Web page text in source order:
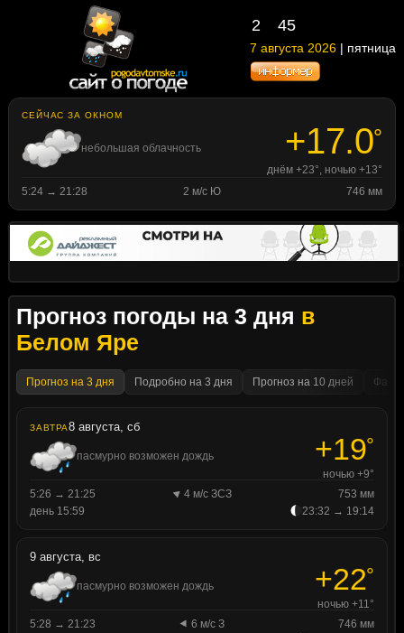
2 45
7 августа 2026 | пятница
СЕЙЧАС ЗА ОКНОМ
небольшая облачность +17.0°
днём +23°, ночью +13°
5:24 → 21:28
2 м/с Ю 746 мм
Прогноз погоды на 3 дня в
Белом Яре
Прогноз на 3 дня Подробно на 3 дня Прогноз на 10 дней
ЗАВТРА8 августа, сб
пасмурно возможен дождь +19°
ночью +9°
5:26 → 21:25
4 м/с ЗСЗ
753 мм
день 15:59
23:32 → 19:14
9 августа, вс
пасмурно возможен дождь +22°
ночью +11°
5:28 → 21:23
6 м/с З
746 мм